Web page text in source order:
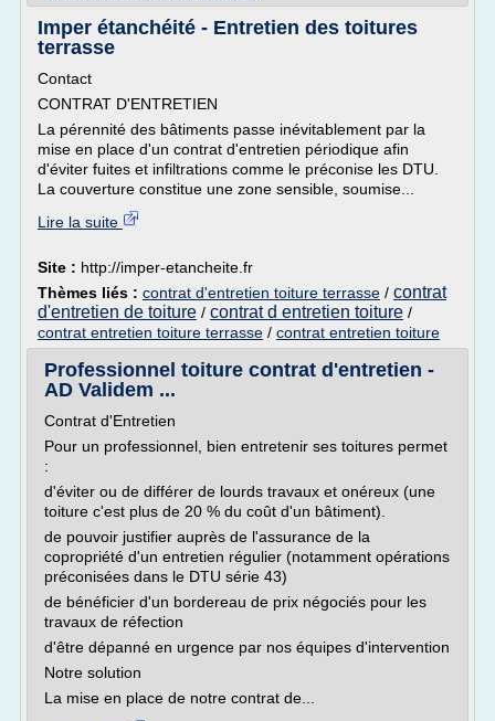
Imper étanchéité - Entretien des toitures
terrasse
Contact
CONTRAT D'ENTRETIEN
La pérennité des bâtiments passe inévitablement par la
mise en place d'un contrat d'entretien périodique afin
d'éviter fuites et infiltrations comme le préconise les DTU.
La couverture constitue une zone sensible, soumise...
Lire la suite
Site : http://imper-etancheite.fr
Thèmes liés : contrat d'entretien toiture terrasse / contrat
d'entretien de toiture / contrat d entretien toiture /
contrat entretien toiture terrasse / contrat entretien toiture
Professionnel toiture contrat d'entretien -
AD Validem ...
Contrat d'Entretien
Pour un professionnel, bien entretenir ses toitures permet
:
d'éviter ou de différer de lourds travaux et onéreux (une
toiture c'est plus de 20 % du coût d'un bâtiment).
de pouvoir justifier auprès de l'assurance de la
copropriété d'un entretien régulier (notamment opérations
préconisées dans le DTU série 43)
de bénéficier d'un bordereau de prix négociés pour les
travaux de réfection
d'être dépanné en urgence par nos équipes d'intervention
Notre solution
La mise en place de notre contrat de...